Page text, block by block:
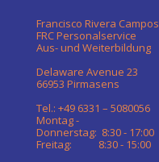
Francisco Rivera Campos
FRC Personalservice
Aus- und Weiterbildung
Delaware Avenue 23
66953 Pirmasens
Tel.: +49 6331 – 5080056
Montag -
Donnerstag: 8:30 - 17:00
Freitag: 8:30 - 15:00